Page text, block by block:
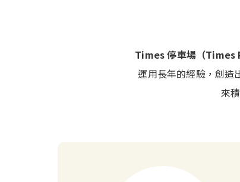
Times 停車場（Times
運用長年的經驗，創造
來